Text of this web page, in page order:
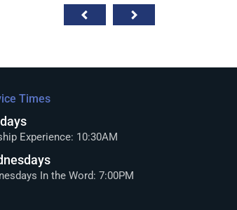
Times
Experience: 10:30AM
In the Word: 7:00PM